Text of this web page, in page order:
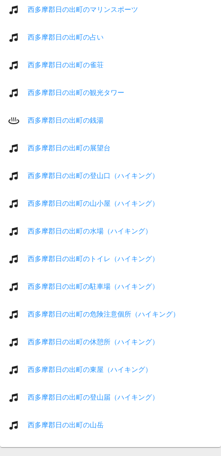
西多摩郡日の出町のマリンスポーツ
西多摩郡日の出町の占い
西多摩郡日の出町の雀荘
西多摩郡日の出町の観光タワー
西多摩郡日の出町の銭湯
西多摩郡日の出町の展望台
西多摩郡日の出町の登山口（ハイキング）
西多摩郡日の出町の山小屋（ハイキング）
西多摩郡日の出町の水場（ハイキング）
西多摩郡日の出町のトイレ（ハイキング）
西多摩郡日の出町の駐車場（ハイキング）
西多摩郡日の出町の危険注意個所（ハイキング）
西多摩郡日の出町の休憩所（ハイキング）
西多摩郡日の出町の東屋（ハイキング）
西多摩郡日の出町の登山届（ハイキング）
西多摩郡日の出町の山岳